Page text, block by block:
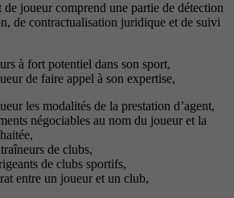
joueur comprend une partie de détection
de contractualisation juridique et de suivi
à fort potentiel dans son sport,
de faire appel à son expertise,
les modalités de la prestation d’agent,
négociables au nom du joueur et la
de clubs,
de clubs sportifs,
entre un joueur et un club,